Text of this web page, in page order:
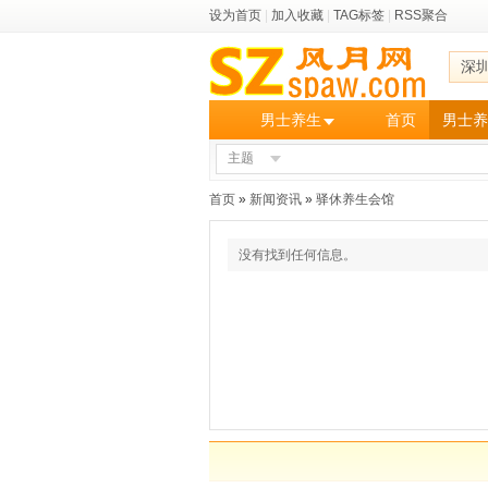
设为首页 加入收藏 TAG标签 RSS聚合
深
男士养生 首页 男士
主题
首页 » 新闻资讯 » 驿休养生会馆
没有找到任何信息。